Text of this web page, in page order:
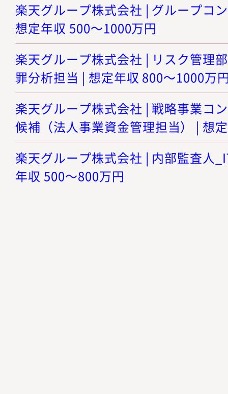
楽天グループ株式会社 | グループコ
想定年収 500～1000万円
楽天グループ株式会社 | リスク管理
罪分析担当 | 想定年収 800～1000万
楽天グループ株式会社 | 戦略事業コ
候補（法人事業資金管理担当） | 想
楽天グループ株式会社 | 内部監査人
年収 500～800万円